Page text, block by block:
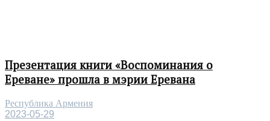
Презентация книги «Воспоминания о
Ереване» прошла в мэрии Еревана
Республика Армения
2023-05-29